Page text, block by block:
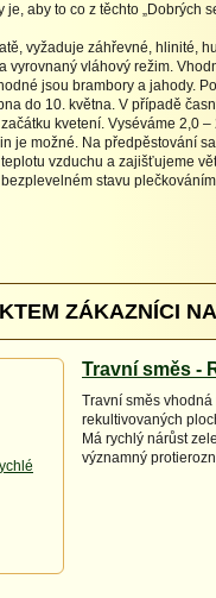
je, aby to co z těchto „Dobrých
vyžaduje záhřevné, hlinité,
vyrovnaný vláhový režim.
jsou brambory a jahody.
do 10. května. V případě
kvetení. Vyséváme 2,0
je možné. Na předpěstování
vzduchu a zajišťujeme
stavu
ZÁKAZNÍCI
Travní směs -
Travní směs
rekultivovaných
Má rychlý nárůst
významný